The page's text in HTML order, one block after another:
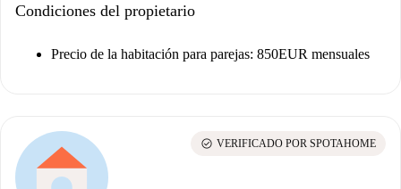
Condiciones del propietario
Precio de la habitación para parejas: 850EUR mensuales
check_circle VERIFICADO POR SPOTAHOME